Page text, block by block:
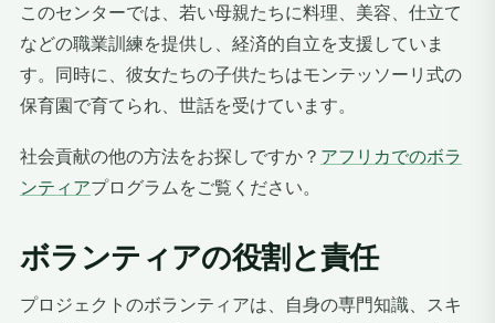
このセンターでは、若い母親たちに料理、美容、仕立て
などの職業訓練を提供し、経済的自立を支援していま
す。同時に、彼女たちの子供たちはモンテッソーリ式の
保育園で育てられ、世話を受けています。
社会貢献の他の方法をお探しですか？ アフリカでのボラ
ンティアプログラムをご覧ください。
ボランティアの役割と責任
プロジェクトのボランティアは、自身の専門知識、スキ